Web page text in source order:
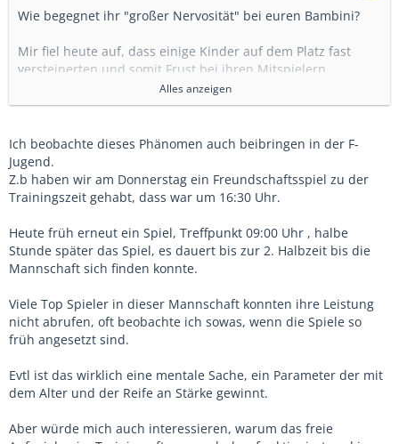
Wie begegnet ihr "großer Nervosität" bei euren Bambini?
Mir fiel heute auf, dass einige Kinder auf dem Platz fast
versteinerten und somit Frust bei ihren Mitspielern
erzeugten, weil sie weder Zweikämpfe führten noch
versuchten den Ball zu bekommen oder anspielbar waren.
Mit Motivation, z.B. "genießt das Spiel, versucht alles um
euch herum zu vergessen", klappte es nicht.
Während der Spiele waren diese Kinder nur noch physisch
nicht mehr mit.
Ich habe dieses Verhalten zum ersten Mal bei einer Gruppe
fanden eine Möglichkeit diese Kinder zu erreichen.
Im Training zeigen dieselben Kinder Biss und Motivation,
Alles anzeigen
Ich beobachte dieses Phänomen auch beibringen in der F-
Jugend.
Z.b haben wir am Donnerstag ein Freundschaftsspiel zu der
Trainingszeit gehabt, dass war um 16:30 Uhr.
Heute früh erneut ein Spiel, Treffpunkt 09:00 Uhr , halbe
Stunde später das Spiel, es dauert bis zur 2. Halbzeit bis die
Mannschaft sich finden konnte.
Viele Top Spieler in dieser Mannschaft konnten ihre Leistung
nicht abrufen, oft beobachte ich sowas, wenn die Spiele so
früh angesetzt sind.
Evtl ist das wirklich eine mentale Sache, ein Parameter der mit
dem Alter und der Reife an Stärke gewinnt.
Aber würde mich auch interessieren, warum das freie